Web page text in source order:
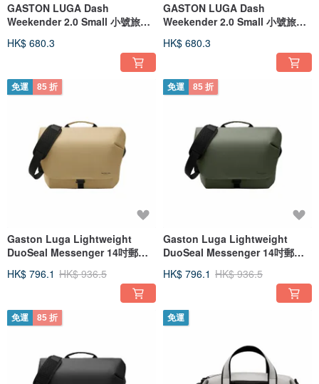
GASTON LUGA Dash
Weekender 2.0 Small 小號旅行
HK$ 680.3
GASTON LUGA Dash
Weekender 2.0 Small 小號旅行
HK$ 680.3
免運 85 折
Gaston Luga Lightweight
DuoSeal Messenger 14吋郵差
HK$ 796.1 HK$ 936.5
免運 85 折
Gaston Luga Lightweight
DuoSeal Messenger 14吋郵差
HK$ 796.1 HK$ 936.5
免運 85 折 免運